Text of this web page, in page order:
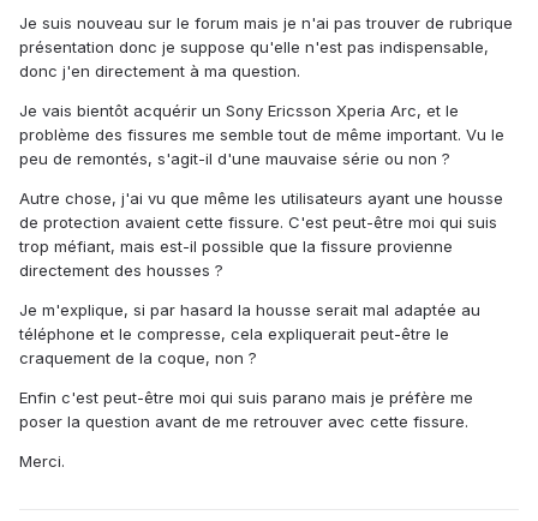
Je suis nouveau sur le forum mais je n'ai pas trouver de rubrique
présentation donc je suppose qu'elle n'est pas indispensable,
donc j'en directement à ma question.
Je vais bientôt acquérir un Sony Ericsson Xperia Arc, et le
problème des fissures me semble tout de même important. Vu le
peu de remontés, s'agit-il d'une mauvaise série ou non ?
Autre chose, j'ai vu que même les utilisateurs ayant une housse
de protection avaient cette fissure. C'est peut-être moi qui suis
trop méfiant, mais est-il possible que la fissure provienne
directement des housses ?
Je m'explique, si par hasard la housse serait mal adaptée au
téléphone et le compresse, cela expliquerait peut-être le
craquement de la coque, non ?
Enfin c'est peut-être moi qui suis parano mais je préfère me
poser la question avant de me retrouver avec cette fissure.
Merci.